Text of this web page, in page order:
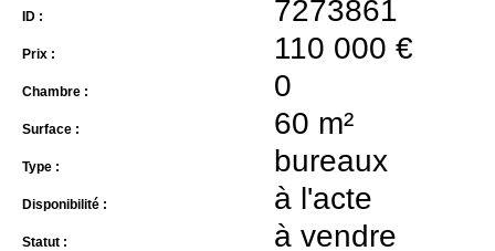
ID : 7273861
Prix : 110 000 €
Chambre : 0
Surface : 60 m²
Type : bureaux
Disponibilité : à l'acte
Statut : à vendre